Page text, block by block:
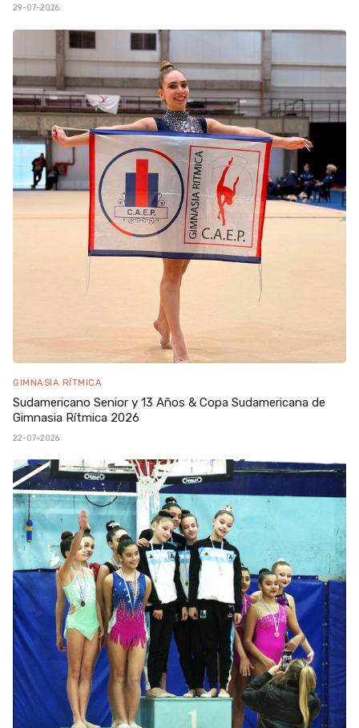
29-07-2026
GIMNASIA RÍTMICA
Sudamericano Senior y 13 Años & Copa Sudamericana de
Gimnasia Rítmica 2026
22-07-2026